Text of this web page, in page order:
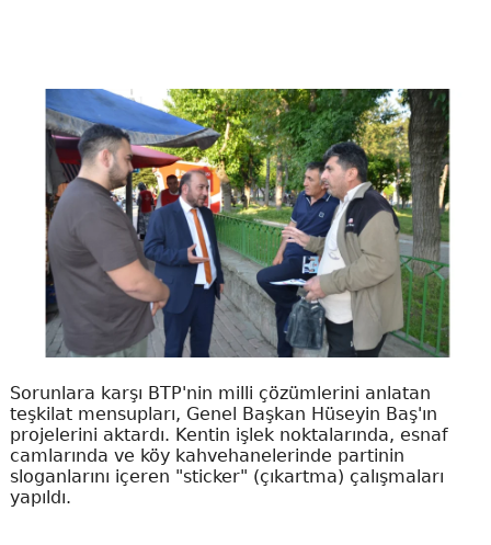
Sorunlara karşı BTP'nin milli çözümlerini anlatan
teşkilat mensupları, Genel Başkan Hüseyin Baş'ın
projelerini aktardı. Kentin işlek noktalarında, esnaf
camlarında ve köy kahvehanelerinde partinin
sloganlarını içeren "sticker" (çıkartma) çalışmaları
yapıldı.